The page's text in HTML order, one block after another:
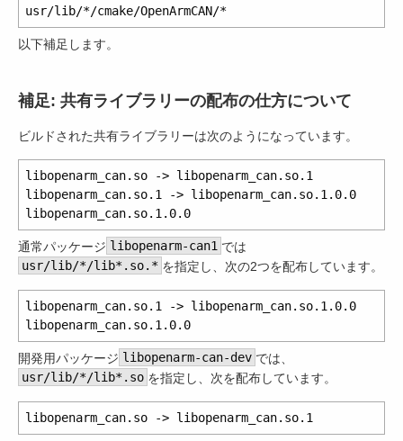
以下補足します。
補足: 共有ライブラリーの配布の仕方について
ビルドされた共有ライブラリーは次のようになっています。
libopenarm_can.so -> libopenarm_can.so.1
libopenarm_can.so.1 -> libopenarm_can.so.1.0.0
通常パッケージ libopenarm-can1 では
usr/lib/*/lib*.so.* を指定し、次の2つを配布しています。
libopenarm_can.so.1 -> libopenarm_can.so.1.0.0
開発用パッケージ libopenarm-can-dev では、
usr/lib/*/lib*.so を指定し、次を配布しています。